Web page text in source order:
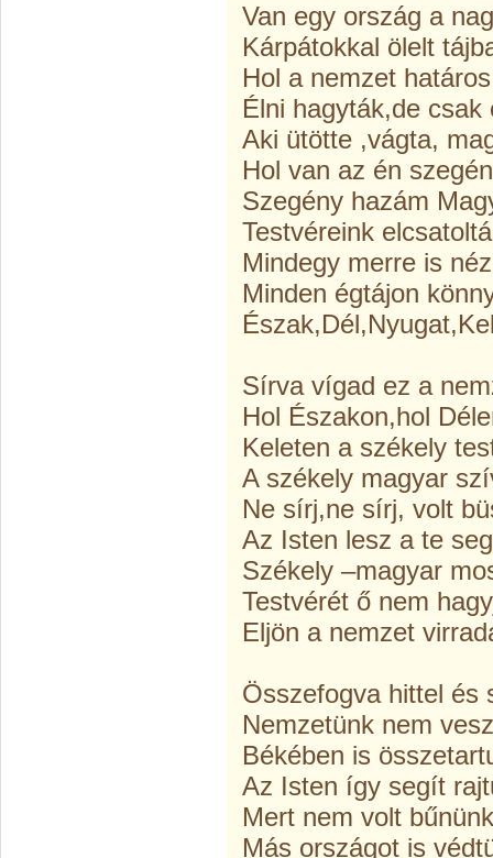
Van egy ország a
Kárpátokkal ölelt
Hol a nemzet
Élni hagyták,de csak
Aki ütötte ,vágta,
Hol van az én
Szegény hazám
Testvéreink
Mindegy merre is
Minden égtájon
Sírva vígad ez a
Hol Északon,hol
Keleten a székely
A székely magyar
Ne sírj,ne sírj, volt
Az Isten lesz a te
Székely –magyar
Testvérét ő nem
Eljön a nemzet
Összefogva hittel és
Nemzetünk nem
Békében is
Az Isten így segít
Mert nem volt
Más országot is